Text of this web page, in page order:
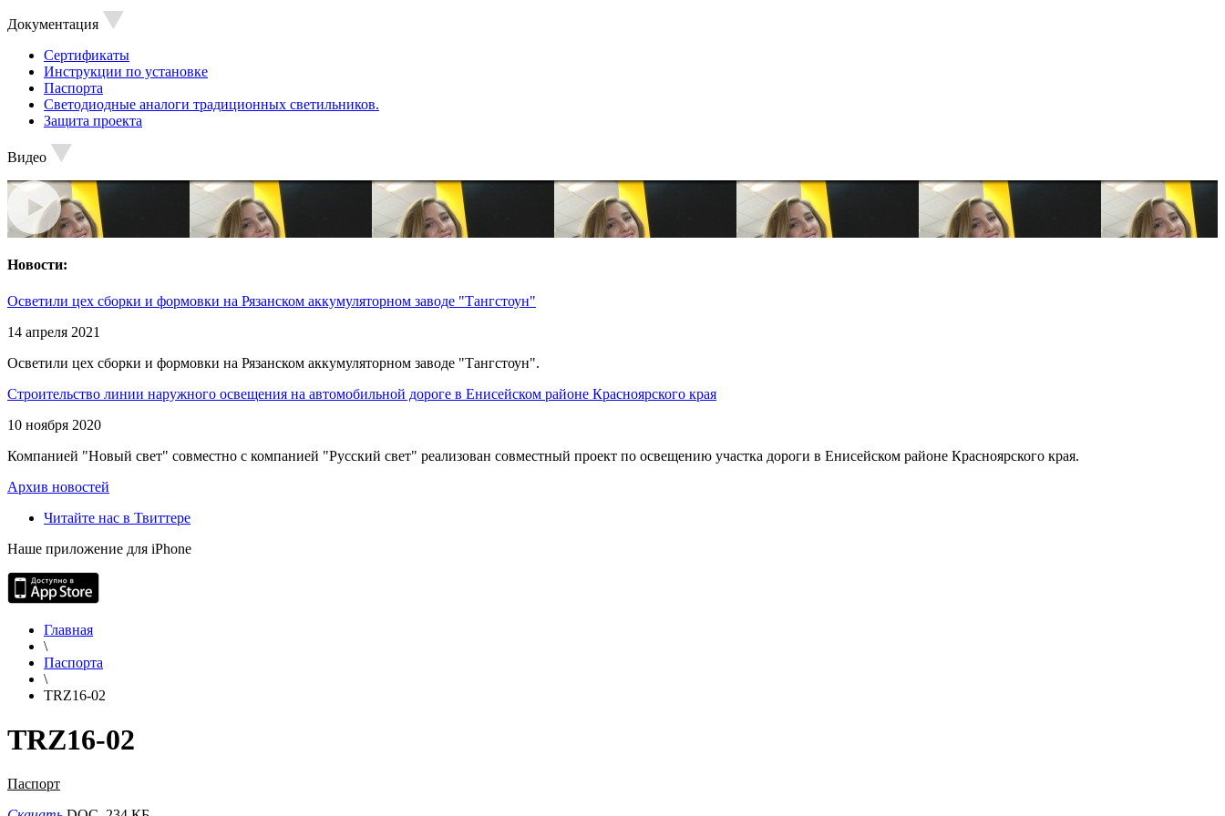
Документация
Сертификаты
Инструкции по установке
Паспорта
Светодиодные аналоги традиционных светильников.
Защита проекта
Видео
Новости:
Осветили цех сборки и формовки на Рязанском аккумуляторном заводе "Тангстоун"
14 апреля 2021
Осветили цех сборки и формовки на Рязанском аккумуляторном заводе "Тангстоун".
Строительство линии наружного освещения на автомобильной дороге в Енисейском районе Красноярского края
10 ноября 2020
Компанией "Новый свет" совместно с компанией "Русский свет" реализован совместный проект по освещению участка дороги в Енисейском районе Красноярского края.
Архив новостей
Читайте нас в Твиттере
Наше приложение для iPhone
Главная
\
Паспорта
\
TRZ16-02
TRZ16-02
Паспорт